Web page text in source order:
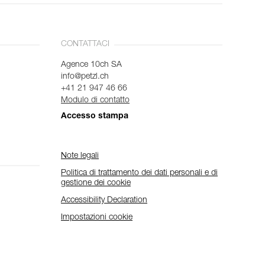
CONTATTACI
Agence 10ch SA
info@petzl.ch
+41 21 947 46 66
Modulo di contatto
Accesso stampa
Note legali
Politica di trattamento dei dati personali e di
gestione dei cookie
Accessibility Declaration
Impostazioni cookie